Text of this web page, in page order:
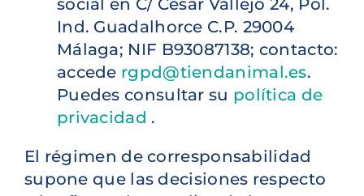
Ind. Guadalhorce C.P. 29004
Málaga; NIF B93087138; contacto:
accede rgpd@tiendanimal.es.
Puedes consultar su política de
privacidad .
El régimen de corresponsabilidad
supone que las decisiones respecto